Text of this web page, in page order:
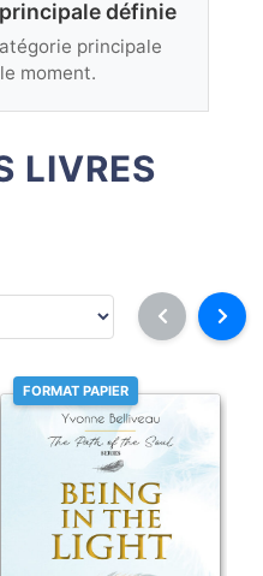
définie
principale
moment.
LIVRES
FORMAT PAPIER